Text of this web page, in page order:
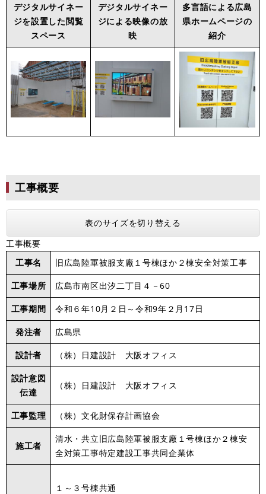
デジタルサイネー
ジを設置した閲覧
スペース
デジタルサイネー
ジによる映像の放
映
多言語による広島
県ホームページの
紹介
工事概要
表のサイズを切り替える
工事概要
工事名
旧広島陸軍被服支廠１号棟ほか２棟安全対策工事
工事場所 広島市南区出汐二丁目４－60
工事期間 令和６年10月２日～令和9年２月17日
発注者 広島県
設計者 （株）日建設計 大阪オフィス
設計意図
伝達
（株）日建設計 大阪オフィス
工事監理 （株）文化財保存計画協会
施工者
清水・共立旧広島陸軍被服支廠１号棟ほか２棟安
全対策工事特定建設工事共同企業体
１～３号棟共通